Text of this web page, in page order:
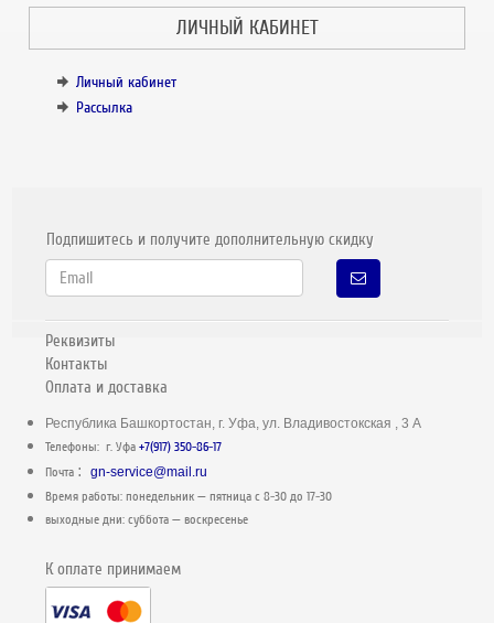
ЛИЧНЫЙ КАБИНЕТ
Личный кабинет
Рассылка
Подпишитесь и получите дополнительную скидку
Реквизиты
Контакты
Оплата и доставка
Республика Башкортостан, г. Уфа, ул. Владивостокская , 3 А
Телефоны: г. Уфа+7(917) 350-86-17
Почта :gn-service@mail.ru
Время работы: понедельник — пятница c 8-30 до 17-30
выходные дни: суббота — воскресенье
К оплате принимаем